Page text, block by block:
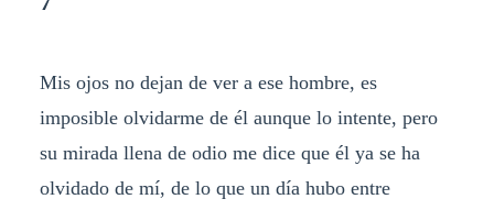
Mis ojos no dejan de ver a ese hombre, es
imposible olvidarme de él aunque lo intente, pero
su mirada llena de odio me dice que él ya se ha
olvidado de mí, de lo que un día hubo entre